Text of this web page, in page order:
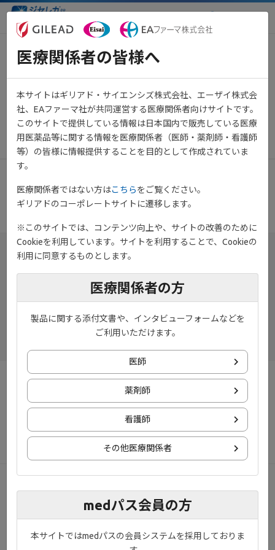
医療関係者向け情報サイト
One Point Info Vol.7 欧州にお
けるUC患者の残存症状及び治療
満足度の現状：リアルワールド
調査（海外データ）
お知らせ
ご利用規約
サイトマップ
© 2020 Gilead., Eisai Co., Ltd., EA Pharma Co., Ltd. All rights reserved.
医療関係者の皆様へ
本サイトはギリアド・サイエンシズ株式会社、エーザイ株式会
社、EAファーマ社が共同運営する医療関係者向けサイトです。
このサイトで提供している情報は日本国内で販売している医療
用医薬品等に関する情報を医療関係者（医師・薬剤師・看護師
等）の皆様に情報提供することを目的として作成されていま
す。
医療関係者ではない方はこちらをご覧ください。
ギリアドのコーポレートサイトに遷移します。
※このサイトでは、コンテンツ向上や、サイトの改善のために
Cookieを利用しています。サイトを利用することで、Cookieの
利用に同意するものとします。
医療関係者の方
製品に関する添付文書や、インタビューフォームなどを
ご利用いただけます。
医師
薬剤師
看護師
その他医療関係者
medパス会員の方
本サイトではmedパスの会員システムを採用しておりま